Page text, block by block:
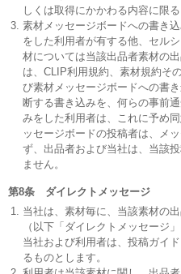
しくは取得にかかわる内容に限る
素材メッセージボードへの書き
をした利用者が有する他、セル
材については当該出品者素材の
は、CLIP利用規約、素材規約そ
び素材メッセージボードへの書
断する書き込みを、何らの事前
みをした利用者は、これに予め
ッセージボードの投稿者は、メ
ず、出品者および当社は、当該
ません。
第8条 ダイレクトメッセージ
当社は、素材毎に、当該素材の
（以下「ダイレクトメッセージ
当社および利用者は、投稿ガイ
るものとします。